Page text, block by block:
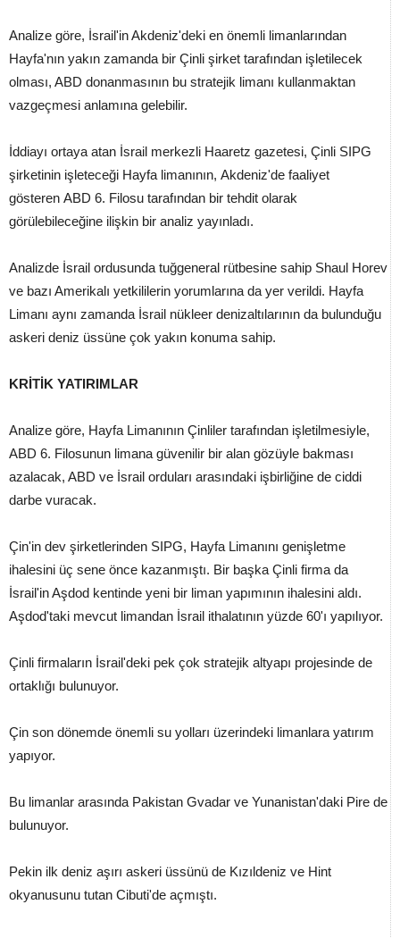
Analize göre, İsrail'in Akdeniz'deki en önemli limanlarından
Hayfa'nın yakın zamanda bir Çinli şirket tarafından işletilecek
olması, ABD donanmasının bu stratejik limanı kullanmaktan
vazgeçmesi anlamına gelebilir.
İddiayı ortaya atan İsrail merkezli Haaretz gazetesi, Çinli SIPG
şirketinin işleteceği Hayfa limanının, Akdeniz'de faaliyet
gösteren ABD 6. Filosu tarafından bir tehdit olarak
görülebileceğine ilişkin bir analiz yayınladı.
Analizde İsrail ordusunda tuğgeneral rütbesine sahip Shaul Horev
ve bazı Amerikalı yetkililerin yorumlarına da yer verildi. Hayfa
Limanı aynı zamanda İsrail nükleer denizaltılarının da bulunduğu
askeri deniz üssüne çok yakın konuma sahip.
KRİTİK YATIRIMLAR
Analize göre, Hayfa Limanının Çinliler tarafından işletilmesiyle,
ABD 6. Filosunun limana güvenilir bir alan gözüyle bakması
azalacak, ABD ve İsrail orduları arasındaki işbirliğine de ciddi
darbe vuracak.
Çin'in dev şirketlerinden SIPG, Hayfa Limanını genişletme
ihalesini üç sene önce kazanmıştı. Bir başka Çinli firma da
İsrail'in Aşdod kentinde yeni bir liman yapımının ihalesini aldı.
Aşdod'taki mevcut limandan İsrail ithalatının yüzde 60'ı yapılıyor.
Çinli firmaların İsrail'deki pek çok stratejik altyapı projesinde de
ortaklığı bulunuyor.
Çin son dönemde önemli su yolları üzerindeki limanlara yatırım
yapıyor.
Bu limanlar arasında Pakistan Gvadar ve Yunanistan'daki Pire de
bulunuyor.
Pekin ilk deniz aşırı askeri üssünü de Kızıldeniz ve Hint
okyanusunu tutan Cibuti'de açmıştı.